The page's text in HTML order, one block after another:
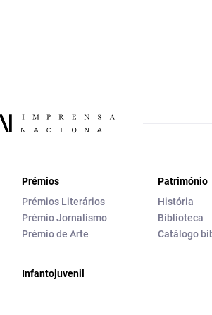
Prémios
Prémios Literários
Prémio Jornalismo
Prémio de Arte
Infantojuvenil
Património
História
Biblioteca
Catálogo